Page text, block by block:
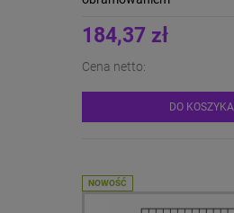
184,37 zł
Cena netto:
DO KOSZYKA
NOWOŚĆ